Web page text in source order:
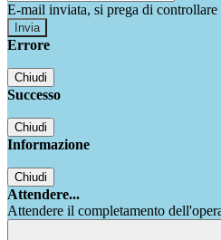
E-mail inviata, si prega di controllare
Errore
Chiudi
Successo
Chiudi
Informazione
Chiudi
Attendere...
Attendere il completamento